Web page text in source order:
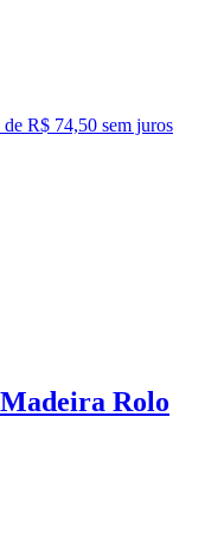
de R$ 74,50 sem juros
Rolo